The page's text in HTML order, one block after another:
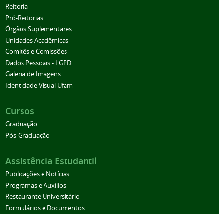
Reitoria
Pró-Reitorias
Órgãos Suplementares
Unidades Acadêmicas
Comitês e Comissões
Dados Pessoais - LGPD
Galeria de Imagens
Identidade Visual Ufam
Cursos
Graduação
Pós-Graduação
Assistência Estudantil
Publicações e Notícias
Programas e Auxílios
Restaurante Universitário
Formulários e Documentos